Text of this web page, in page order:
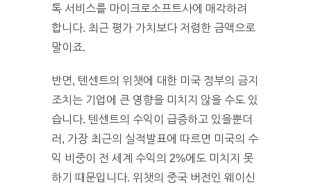
톡 서비스를 마이크로소프트사에 매각하려
합니다. 최근 평가 가치보다 저렴한 금액으로
말이죠.
반면, 텐센트의 위챗에 대한 미국 정부의 금지
조치는 기업에 큰 영향을 미치지 않을 수도 있
습니다. 텐센트의 수익이 급증하고 있을뿐더
러, 가장 최근의 실적발표에 따르면 미국의 수
익 비중이 전 세계 수익의 2%에도 미치지 못
하기 때문입니다. 위챗의 중국 버전인 웨이신